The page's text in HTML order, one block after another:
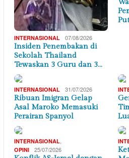
INTERNASIONAL 07/08/2026
Insiden Penembakan di
Sekolah Thailand
Tewaskan 3 Guru dan 3…
INTERNASIONAL 31/07/2026
Ribuan Imigran Gelap
Asal Maroko Memasuki
Perairan Spanyol
INTERNASIONAL
OPINI 25/07/2026